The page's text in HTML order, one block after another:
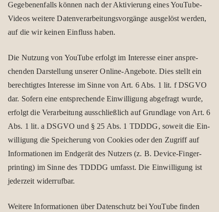
Gege­be­nen­falls kön­nen nach der Akti­vie­rung eines You­Tube-
Videos wei­tere Daten­ver­ar­bei­tungs­vor­gänge aus­ge­löst wer­den,
auf die wir kei­nen Ein­fluss haben.
Die Nut­zung von You­Tube erfolgt im Inter­esse einer anspre­
chen­den Dar­stel­lung unse­rer Online-Ange­bote. Dies stellt ein
berech­tig­tes Inter­esse im Sinne von Art. 6 Abs. 1 lit. f DSGVO
dar. Sofern eine ent­spre­chende Ein­wil­li­gung abge­fragt wurde,
erfolgt die Ver­ar­bei­tung aus­schließ­lich auf Grund­lage von Art. 6
Abs. 1 lit. a DSGVO und § 25 Abs. 1 TDDDG, soweit die Ein­
wil­li­gung die Spei­che­rung von Coo­kies oder den Zugriff auf
Infor­ma­tio­nen im End­ge­rät des Nut­zers (z. B. Device-Fin­ger­
prin­ting) im Sinne des TDDDG umfasst. Die Ein­wil­li­gung ist
jeder­zeit wider­ruf­bar.
Wei­tere Infor­ma­tio­nen über Daten­schutz bei You­Tube fin­den